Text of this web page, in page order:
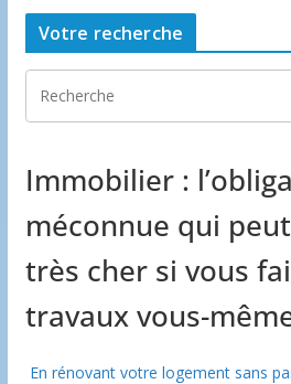
Votre recherche
Immobilier :
méconnue qui
très cher si vous
travaux vous-
En rénovant votre logement sans